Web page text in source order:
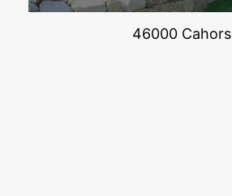
46000 Cahors